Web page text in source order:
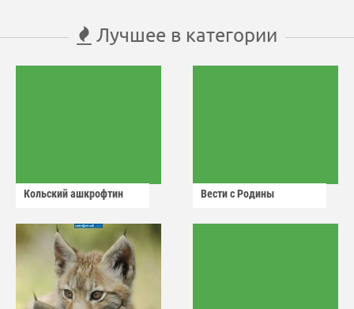
Лучшее в категории
Кольский ашкрофтин Вести с Родины